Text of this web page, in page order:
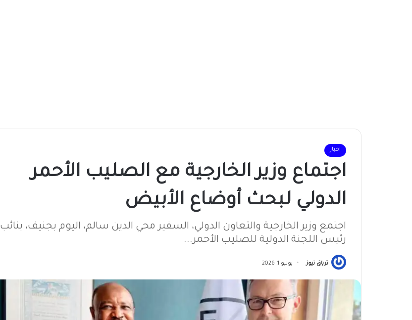
اخبار
اجتماع وزير الخارجية مع الصليب الأحمر
الدولي لبحث أوضاع الأبيض
اجتمع وزير الخارجية والتعاون الدولي، السفير محي الدين سالم، اليوم بجنيف، بنائب
رئيس اللجنة الدولية للصليب الأحمر...
ترياق نيوز يوليو 1, 2026